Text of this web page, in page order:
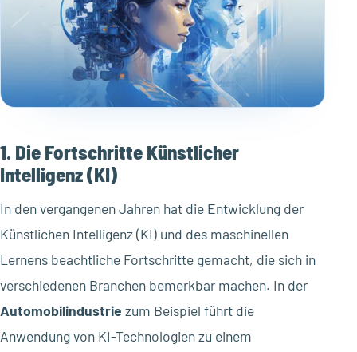
1. Die Fortschritte Künstlicher
Intelligenz (KI)
In den vergangenen Jahren hat die Entwicklung der
Künstlichen Intelligenz (KI) und des maschinellen
Lernens beachtliche Fortschritte gemacht, die sich in
verschiedenen Branchen bemerkbar machen. In der
Automobilindustrie zum Beispiel führt die
Anwendung von KI-Technologien zu einem